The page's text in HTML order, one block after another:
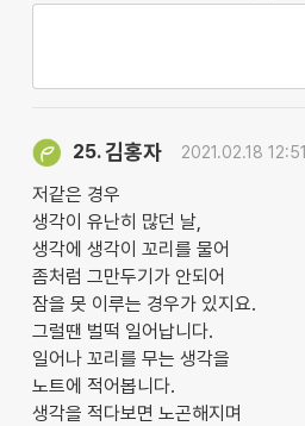
25.김홍자 2021.02.18 12:51
저같은 경우
생각이 유난히 많던 날,
생각에 생각이 꼬리를 물어
좀처럼 그만두기가 안되어
잠을 못 이루는 경우가 있지요.
그럴땐 벌떡 일어납니다.
일어나 꼬리를 무는 생각을
노트에 적어봅니다.
생각을 적다보면 노곤해지며